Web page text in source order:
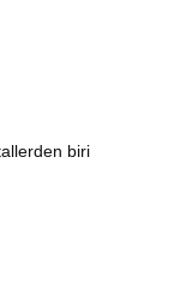
biri